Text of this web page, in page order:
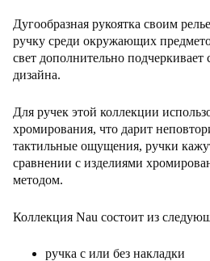
Дугообразная рукоятка своим
ручку среди окружающих
свет дополнительно
дизайна.
Для ручек этой коллекции
хромирования, что дарит
тактильные ощущения, ручки
сравнении с изделиями
методом.
Коллекция Nau состоит из
ручка с или без накладки